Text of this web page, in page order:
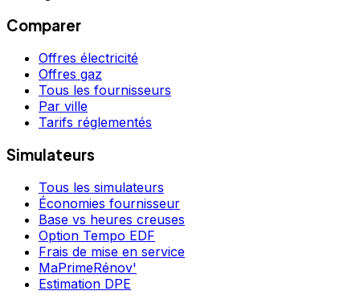
Comparer
Offres électricité
Offres gaz
Tous les fournisseurs
Par ville
Tarifs réglementés
Simulateurs
Tous les simulateurs
Économies fournisseur
Base vs heures creuses
Option Tempo EDF
Frais de mise en service
MaPrimeRénov'
Estimation DPE